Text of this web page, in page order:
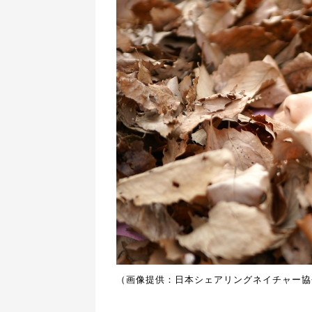
（画像提供：日本シェアリングネイチャー